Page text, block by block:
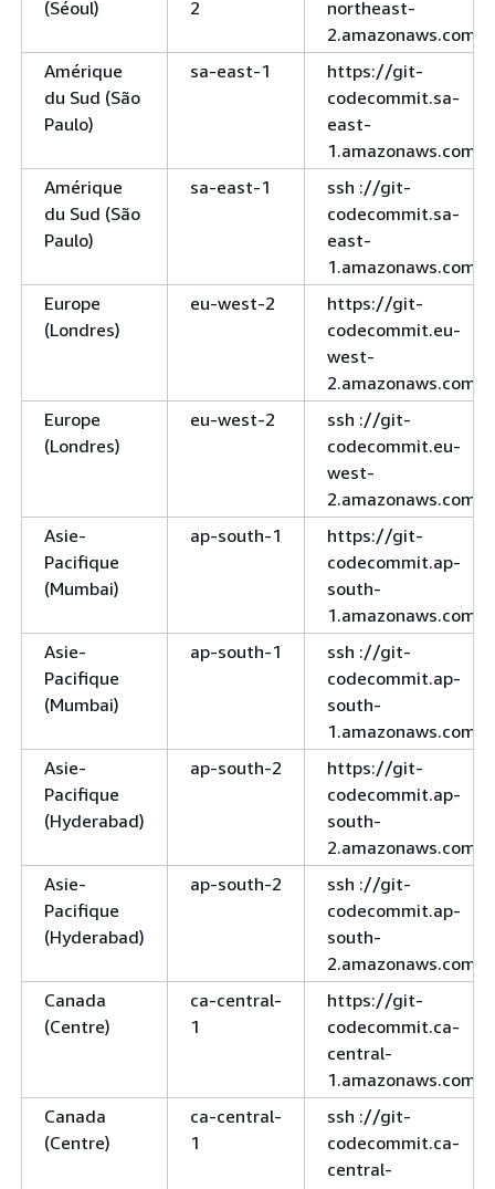
(Séoul)
2
northeast-
2.amazonaws.com
Amérique
du Sud (São
Paulo)
sa-east-1
https://git-
codecommit.sa-
east-
1.amazonaws.com
Amérique
du Sud (São
Paulo)
sa-east-1
ssh ://git-
codecommit.sa-
east-
1.amazonaws.com
Europe
(Londres)
eu-west-2
https://git-
codecommit.eu-
west-
2.amazonaws.com
Europe
(Londres)
eu-west-2
ssh ://git-
codecommit.eu-
west-
2.amazonaws.com
Asie-
Pacifique
(Mumbai)
ap-south-1
https://git-
codecommit.ap-
south-
1.amazonaws.com
Asie-
Pacifique
(Mumbai)
ap-south-1
ssh ://git-
codecommit.ap-
south-
1.amazonaws.com
Asie-
Pacifique
(Hyderabad)
ap-south-2
https://git-
codecommit.ap-
south-
2.amazonaws.com
Asie-
Pacifique
(Hyderabad)
ap-south-2
ssh ://git-
codecommit.ap-
south-
2.amazonaws.com
Canada
(Centre)
ca-central-
1
https://git-
codecommit.ca-
central-
1.amazonaws.com
Canada
(Centre)
ca-central-
1
ssh ://git-
codecommit.ca-
central-